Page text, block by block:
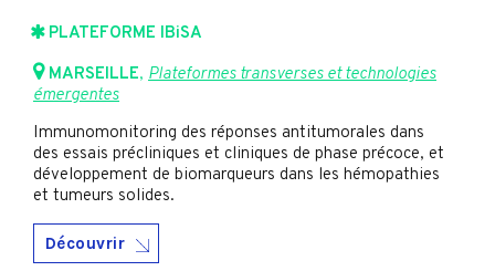
PLATEFORME IBiSA
MARSEILLE, Plateformes transverses et technologies
émergentes
Immunomonitoring des réponses antitumorales dans
des essais précliniques et cliniques de phase précoce, et
développement de biomarqueurs dans les hémopathies
et tumeurs solides.
Découvrir